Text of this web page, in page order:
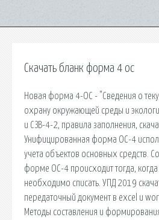
Скачать бланк форма 4 ос
Новая форма 4-ОС - "Сведения о
охрану окружающей среды и
и СЗВ-4-2, правила заполнения,
Унифицированная форма ОС-4
учета объектов основных средств.
форме ОС-4 происходит тогда, когда
необходимо списать. УПД 2019
передаточный документ в excel и
Методы составления и